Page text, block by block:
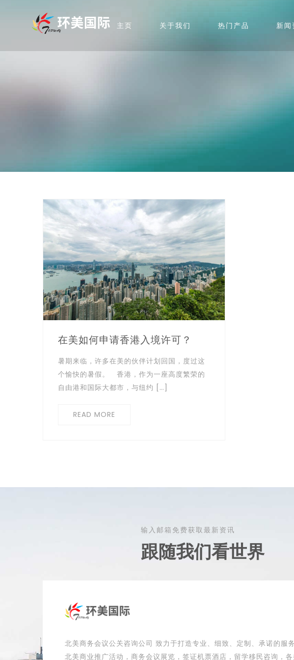
主页 关于我们 热门产品 新闻
在美如何申请香港入境许可？
暑期来临，许多在美的伙伴计划回国，度过这
个愉快的暑假。 香港，作为一座高度繁荣的
自由港和国际大都市，与纽约 […]
READ MORE
输入邮箱免费获取最新资讯
跟随我们看世界
北美商务会议公关咨询公司 致力于打造专业、细致、定制、承诺的服
北美商业推广活动，商务会议展览，签证机票酒店，留学移民咨询，